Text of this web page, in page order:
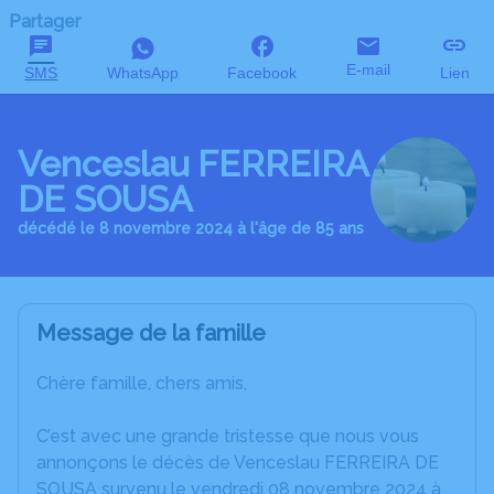
Partager
SMS WhatsApp Facebook E-mail Lien
Venceslau FERREIRA
DE SOUSA
décédé le 8 novembre 2024 à l'âge de 85 ans
Message de la famille
Chère famille, chers amis,
C’est avec une grande tristesse que nous vous
annonçons le décès de Venceslau FERREIRA DE
SOUSA survenu le vendredi 08 novembre 2024 à